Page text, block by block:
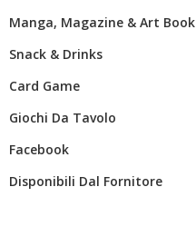
Manga, Magazine & Art Book
Snack & Drinks
Card Game
Giochi Da Tavolo
Facebook
Disponibili Dal Fornitore